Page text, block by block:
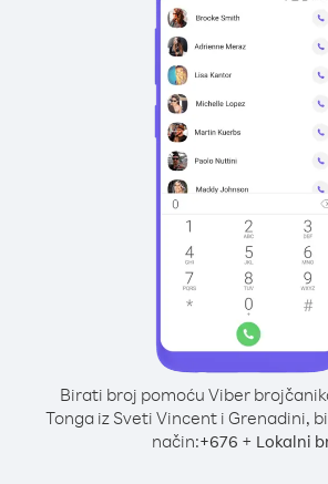
Birati broj pomoću Viber
Tonga iz Sveti Vincent i Grenadini,
način:+676 + Lokalni